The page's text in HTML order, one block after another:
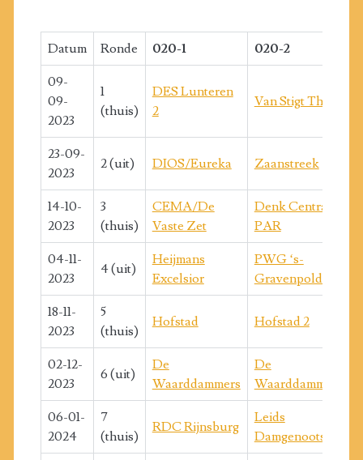
Datum Ronde 020-1 020-2
09-
09-
2023
1
(thuis)
DES Lunteren
2
Van Stigt Thans 3
23-09-
2023
2 (uit) DIOS/Eureka Zaanstreek
14-10-
2023
3
(thuis)
CEMA/De
Vaste Zet
Denk Centraal
PAR
04-11-
2023
4 (uit)
Heijmans
Excelsior
PWG ‘s-
Gravenpolder
18-11-
2023
5
(thuis)
Hofstad Hofstad 2
02-12-
2023
6 (uit)
De
Waarddammers
De
Waarddammers 2
06-01-
2024
7
(thuis)
RDC Rijnsburg
Leids
Damgenootschap